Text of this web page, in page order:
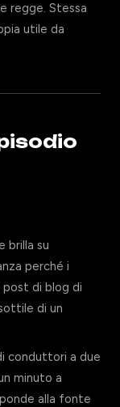
regge. Stessa
utile da
brilla su
perché i
post di blog di
di un
conduttori a due
minuto a
alla fonte